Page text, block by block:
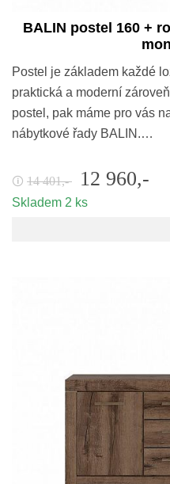
BALIN postel 160 +
Postel je základem každé
praktická a moderní
postel, pak máme pro vás
nábytkové řady BALIN.…
🛈 14 401,- 12 960,-
Skladem 2 ks